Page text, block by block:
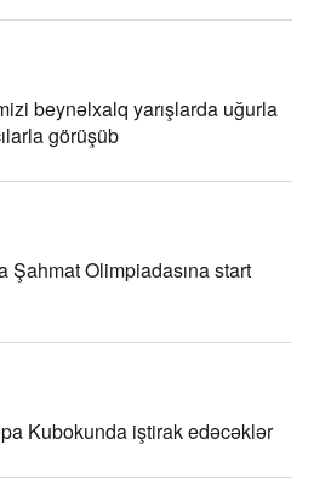
beynəlxalq yarışlarda uğurla
görüşüb
Şahmat Olimpiadasına start
Kubokunda iştirak edəcəklər